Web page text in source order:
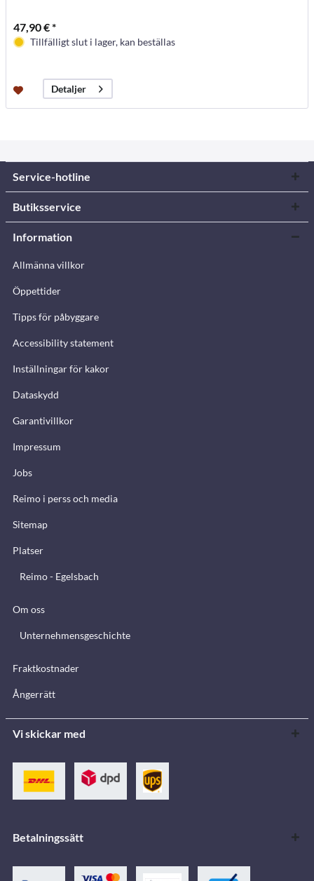
47,90 € *
Tillfälligt slut i lager, kan beställas
Detaljer
Service-hotline
Butiksservice
Information
Allmänna villkor
Öppettider
Tipps för påbyggare
Accessibility statement
Inställningar för kakor
Dataskydd
Garantivillkor
Impressum
Jobs
Reimo i perss och media
Sitemap
Platser
Reimo - Egelsbach
Om oss
Unternehmensgeschichte
Fraktkostnader
Ångerrätt
Vi skickar med
Betalningssätt